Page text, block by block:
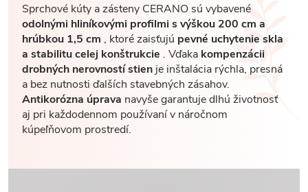
Sprchové kúty a zásteny CERANO sú vybavené
odolnými hliníkovými profilmi s výškou 200 cm a
hrúbkou 1,5 cm , ktoré zaisťujú pevné uchytenie skla
a stabilitu celej konštrukcie . Vďaka kompenzácii
drobných nerovností stien je inštalácia rýchla, presná
a bez nutnosti ďalších stavebných zásahov.
Antikorózna úprava navyše garantuje dlhú životnosť
aj pri každodennom používaní v náročnom
kúpeľňovom prostredí.